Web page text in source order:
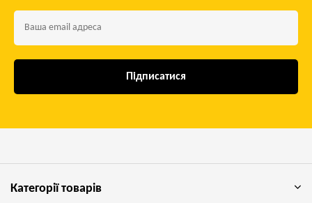
Підписатися
Категорії товарів